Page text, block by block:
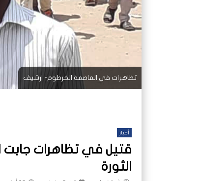
تظاهرات في العاصمة الخرطوم- ارشيف
أخبار
قتيل في تظاهرات جابت
الثورة